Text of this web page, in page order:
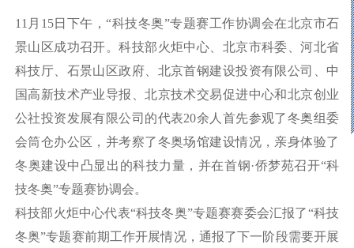
11 月 1 5日下午，“科技冬奥”专题赛工作协调会在北京市石
景山区成功召开。科技部 火炬中心
北京市科委、河北省
科技厅、石景山区政府、北京首钢建设投资有限公司、中
国高新技术产业导报、北京技术交易促进中心和北京创业
公社投资发展有限公司的代表20余人 首先参观了冬奥组委
会筒仓办公区 ，并考察了冬奥场馆建设情况，亲身体验了
冬奥建设中凸显出 的科技力量 ，并在首钢·侨梦苑召开“科
技冬奥”专题赛协调会。
科技部火炬中心代表“科技冬奥”专题赛赛委会汇报了“科技
冬奥”专题赛前期工作开展情况，通报了下一阶段需要开展